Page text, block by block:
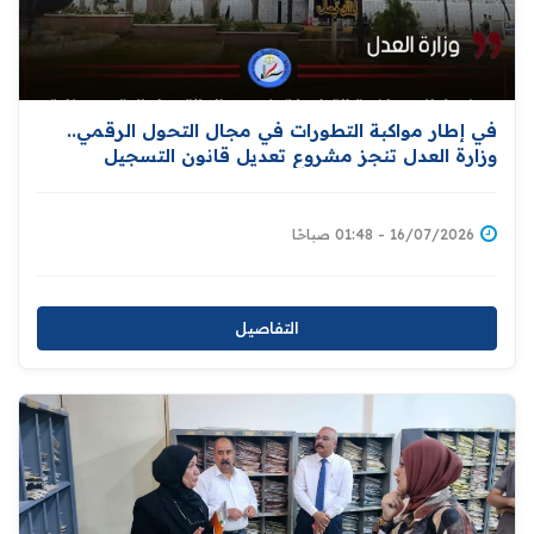
في إطار مواكبة التطورات في مجال التحول الرقمي..
وزارة العدل تنجز مشروع تعديل قانون التسجيل
16/07/2026 - 01:48 صباحًا
التفاصيل